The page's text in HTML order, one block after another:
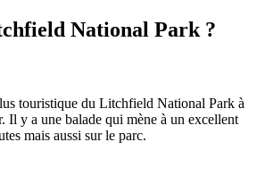
National Park ?
touristique du Litchfield National Park à
Il y a une balade qui mène à un excellent
mais aussi sur le parc.